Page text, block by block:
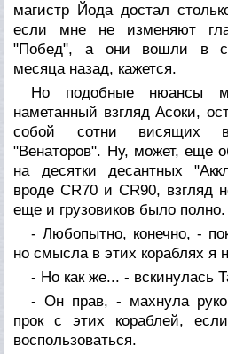
магистр Йода достал
если мне не изменяют
"Побед", а они вошли в
месяца назад, кажется.
Но подобные нюансы
наметанный взгляд Асоки,
собой сотни висящих
"Венаторов". Ну, может, еще
на десятки десантных
вроде CR70 и CR90, взгляд
еще и грузовиков было полно.
- Любопытно, конечно, -
но смысла в этих кораблях я
- Но как же... - вскинулась
- Он прав, - махнула
прок с этих кораблей,
воспользоваться.